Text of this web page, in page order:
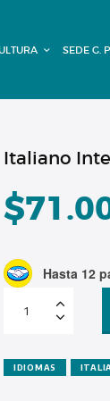
SEDE G.
Italiano
$
Hasta 12
Intermedio
cantidad
IDIOMAS